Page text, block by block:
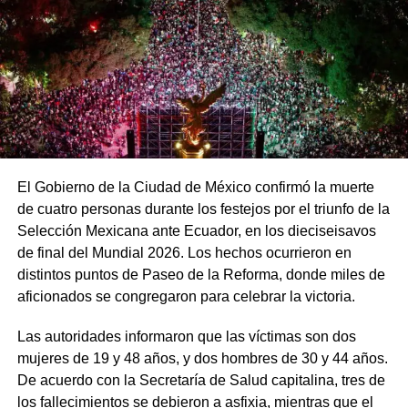
El Gobierno de la Ciudad de México confirmó la muerte
de cuatro personas durante los festejos por el triunfo de la
Selección Mexicana ante Ecuador, en los dieciseisavos
de final del Mundial 2026. Los hechos ocurrieron en
distintos puntos de Paseo de la Reforma, donde miles de
aficionados se congregaron para celebrar la victoria.
Las autoridades informaron que las víctimas son dos
mujeres de 19 y 48 años, y dos hombres de 30 y 44 años.
De acuerdo con la Secretaría de Salud capitalina, tres de
los fallecimientos se debieron a asfixia, mientras que el